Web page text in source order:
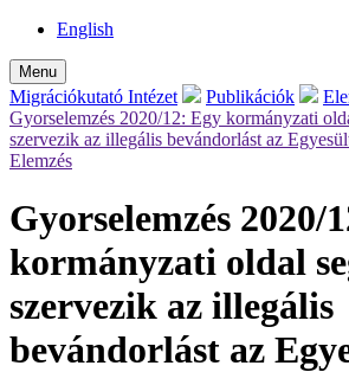
English
Menu
Migrációkutató Intézet Publikációk
Gyorselemzés 2020/12: Egy kormányzati
szervezik az illegális bevándorlást az
Elemzés
Gyorselemzés 2020/
kormányzati oldal
szervezik az illegális
bevándorlást az